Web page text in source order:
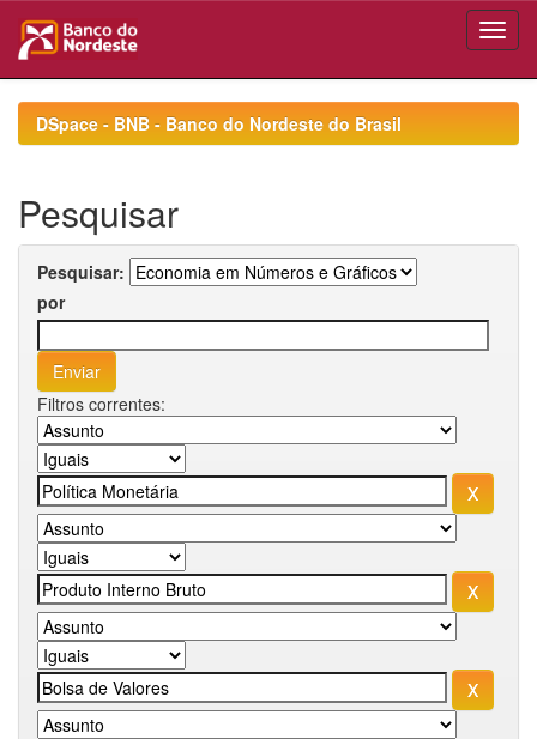
navigationDSpace - BNB - Banco do Nordeste do Brasil
Pesquisar
Pesquisar:
por
Filtros correntes: